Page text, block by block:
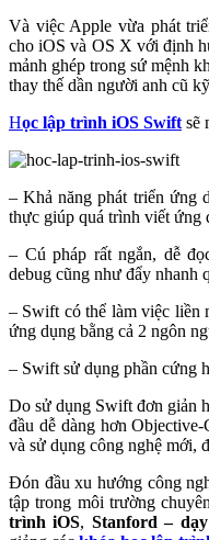
Và việc Apple vừa phát
cho iOS và OS X với định
mảnh ghép trong sứ mệnh
thay thế dần người anh cũ
Học lập trình iOS Swift sẽ
– Khả năng phát triển ứng
thực giúp quá trình viết ứng
– Cú pháp rất ngắn, dễ
debug cũng như đẩy nhanh
– Swift có thể làm việc liền
ứng dụng bằng cả 2 ngôn
– Swift sử dụng phần cứng
Do sử dụng Swift đơn giản
đầu dễ dàng hơn
và sử dụng công nghệ mới,
Đón đầu xu hướng công
tập trong môi trường
trình iOS, Stanford –